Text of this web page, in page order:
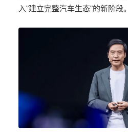
入"建立完整汽车生态"的新阶段。